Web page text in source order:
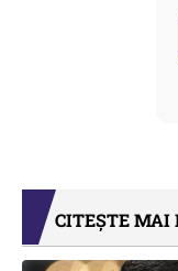
CITEȘTE MAI